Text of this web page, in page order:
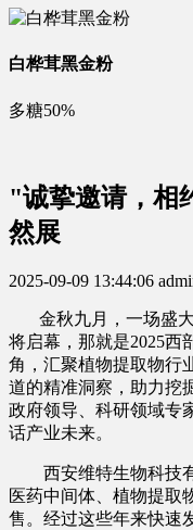
白桦茸黑金粉
多糖50%
"诚挚邀请，相
然展
2025-09-09 13:44:06
金秋九月，一场盛
将启幕，那就是2025西
角，汇聚植物提取物行
道的精准洞察，助力挖
政府领导、科研领域专
话产业未来。
西安维特生物科技
医药中间体、植物提取
售。 经过这些年来快速